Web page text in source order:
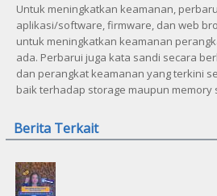
Untuk meningkatkan keamanan,
aplikasi/software, firmware, dan web
untuk meningkatkan keamanan
ada. Perbarui juga kata sandi secara
dan perangkat keamanan yang terkini
baik terhadap storage maupun memory
Berita Terkait